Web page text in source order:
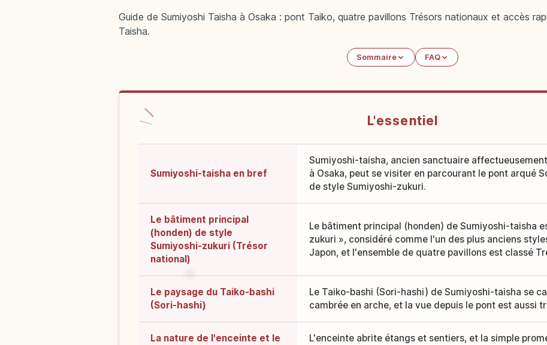
Guide de Sumiyoshi Taisha à Osaka : pont Taiko, quatre pavillons Trésors nationaux et accès
Taisha.
Sommaire FAQ
L'essentiel
Sumiyoshi-taisha en bref
Sumiyoshi-taisha, ancien sanctuaire
à Osaka, peut se visiter en parcourant le pont arqué
de style Sumiyoshi-zukuri.
Le bâtiment principal
(honden) de style
Sumiyoshi-zukuri (Trésor
national)
Le bâtiment principal (honden) de Sumiyoshi-taisha
zukuri », considéré comme l'un des plus anciens
Japon, et l'ensemble de quatre pavillons est classé
Le paysage du Taiko-bashi
(Sori-hashi)
Le Taiko-bashi (Sori-hashi) de Sumiyoshi-taisha se
cambrée en arche, et la vue depuis le pont est aussi
La nature de l'enceinte et le
L'enceinte abrite étangs et sentiers, et la simple